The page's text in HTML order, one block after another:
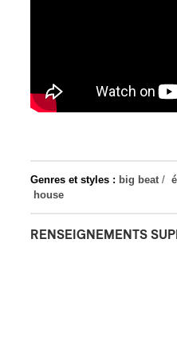
Genres et styles : big beat/
house
RENSEIGNEMENTS